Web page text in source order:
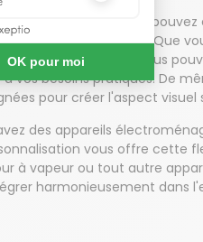
personnalisation, vous
et à vos préférences. Que
en acier inoxydable, vous
vos besoins pratiques. De
pour créer l'aspect visuel
des appareils
vous offre cette
à vapeur ou tout autre
harmonieusement dans